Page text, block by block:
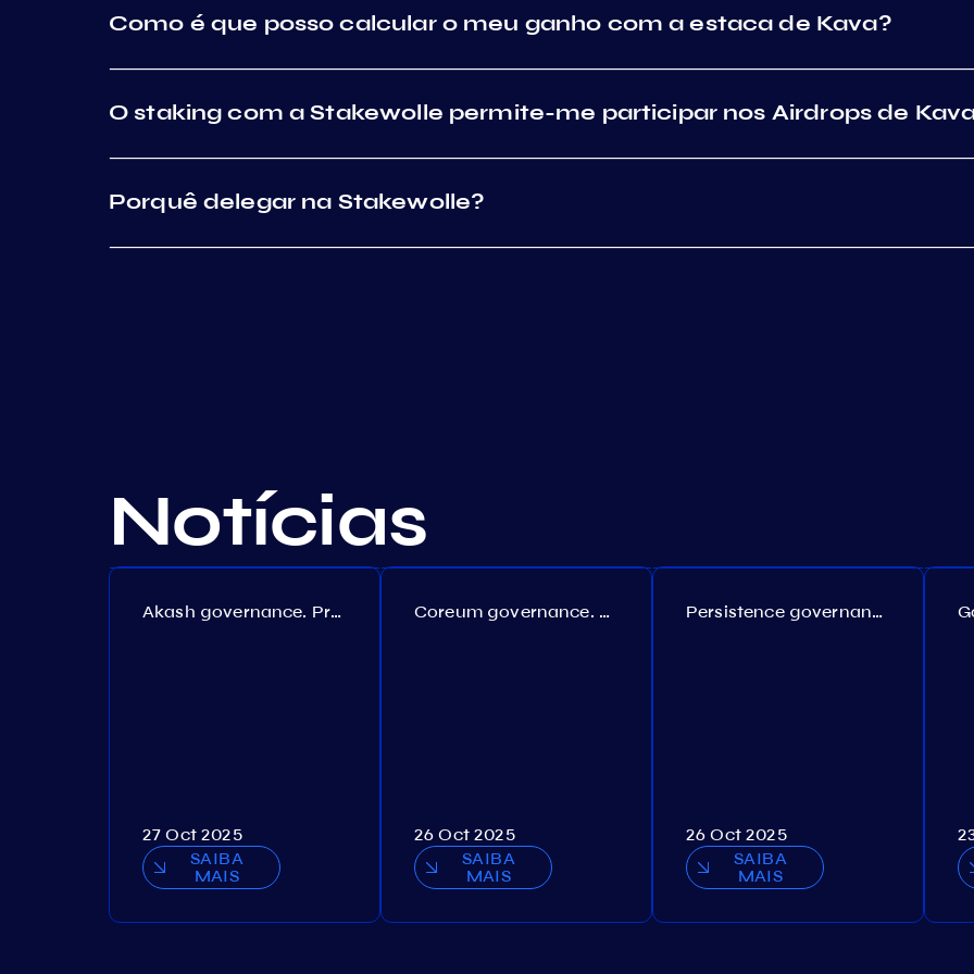
Como é que posso calcular o meu ganho com a estaca de Kava?
O staking com a Stakewolle permite-me participar nos Airdrops de
Porquê delegar na Stakewolle?
Notícias
Akash governance. Proposal №308
27 Oct 2025
SAIBA
MAIS
Coreum governance. Proposal №22
26 Oct 2025
SAIBA
MAIS
Persistence governance. Proposal №150
26 Oct 2025
SAIBA
MAIS